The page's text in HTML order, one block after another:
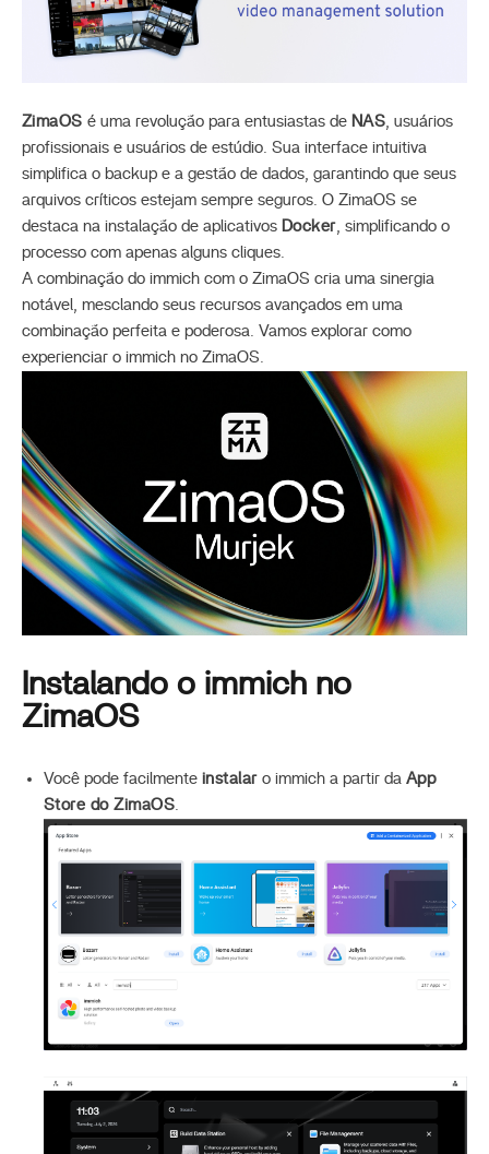
ZimaOS é uma revolução para entusiastas de NAS, usuários
profissionais e usuários de estúdio. Sua interface intuitiva
simplifica o backup e a gestão de dados, garantindo que seus
arquivos críticos estejam sempre seguros. O ZimaOS se
destaca na instalação de aplicativos Docker, simplificando o
processo com apenas alguns cliques.
A combinação do immich com o ZimaOS cria uma sinergia
notável, mesclando seus recursos avançados em uma
combinação perfeita e poderosa. Vamos explorar como
experienciar o immich no ZimaOS.
Instalando o immich no
ZimaOS
Você pode facilmente instalaro immich a partir da App
Store do ZimaOS